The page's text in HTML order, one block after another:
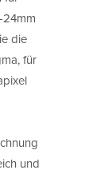
24mm
die
für
und